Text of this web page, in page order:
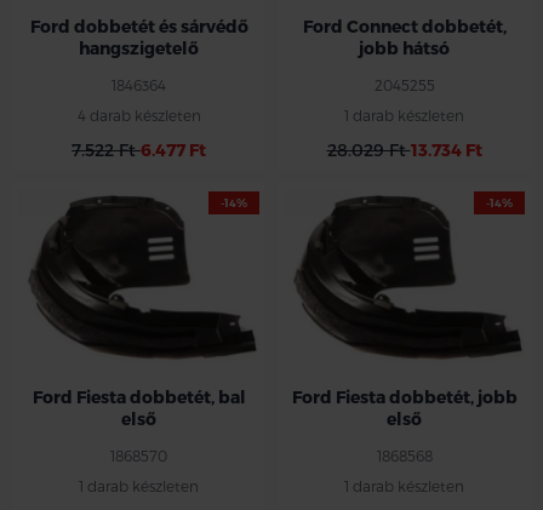
Ford dobbetét és sárvédő
hangszigetelő
1846364
4 darab készleten
7.522 Ft6.477 Ft
Ford Connect dobbetét,
jobb hátsó
2045255
1 darab készleten
28.029 Ft13.734 Ft
-14%
Ford Fiesta dobbetét, bal
első
1868570
1 darab készleten
-14%
Ford Fiesta dobbetét, jobb
első
1868568
1 darab készleten